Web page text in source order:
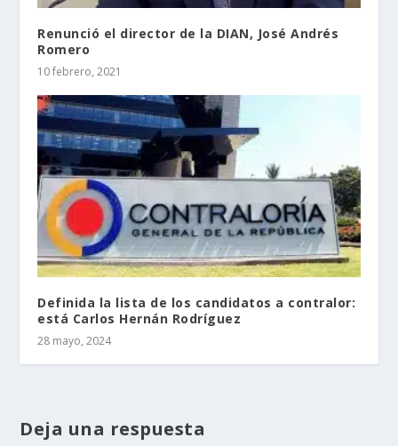
Renunció el director de la DIAN, José Andrés
Romero
10 febrero, 2021
Definida la lista de los candidatos a contralor:
está Carlos Hernán Rodríguez
28 mayo, 2024
Deja una respuesta